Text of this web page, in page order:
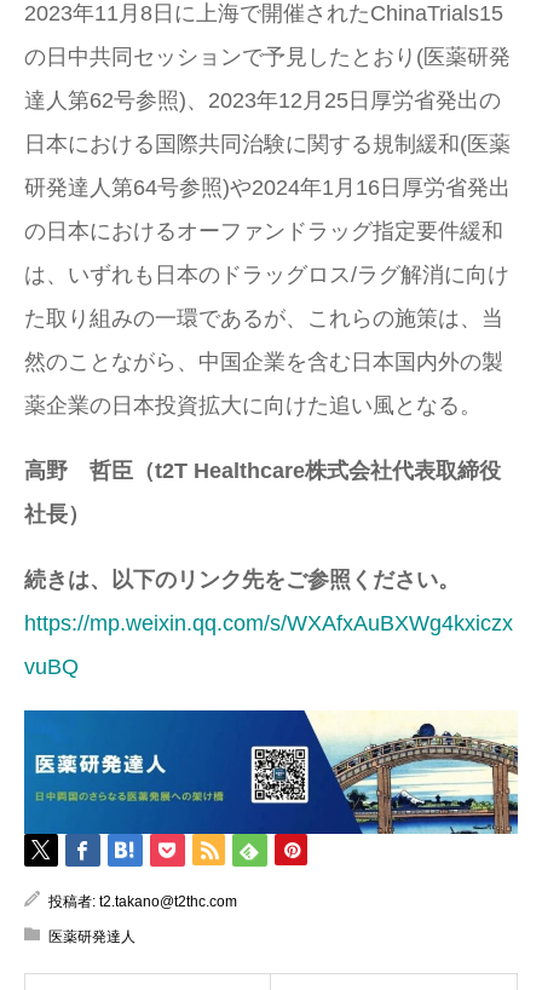
2023年11月8日に上海で開催されたChinaTrials15
の日中共同セッションで予見したとおり(医薬研発
達人第62号参照)、2023年12月25日厚労省発出の
日本における国際共同治験に関する規制緩和(医薬
研発達人第64号参照)や2024年1月16日厚労省発出
の日本におけるオーファンドラッグ指定要件緩和
は、いずれも日本のドラッグロス/ラグ解消に向け
た取り組みの一環であるが、これらの施策は、当
然のことながら、中国企業を含む日本国内外の製
薬企業の日本投資拡大に向けた追い風となる。
高野 哲臣（t2T Healthcare株式会社代表取締役
社長）
続きは、以下のリンク先をご参照ください。
https://mp.weixin.qq.com/s/WXAfxAuBXWg4kxiczx
vuBQ
投稿者: t2.takano@t2thc.com
医薬研発達人